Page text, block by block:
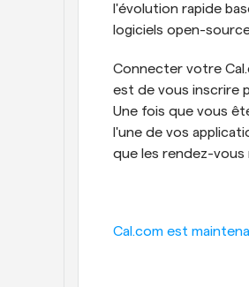
l'évolution rapide
logiciels open-
Connecter votre
est de vous inscrire
Une fois que vous
l'une de vos
que les rendez-vous
Cal.com est